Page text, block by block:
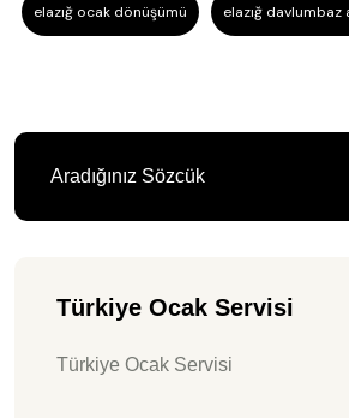
elazığ ocak dönüşümü elazığ
Türkiye Ocak Servisi
Türkiye Ocak Servisi